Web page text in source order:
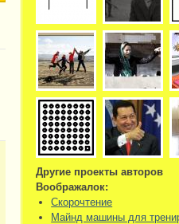
Другие проекты авторов
Воображалок:
Скорочтение
Майнд машины для